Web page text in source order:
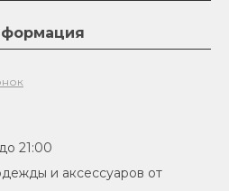
21:00
и аксессуаров от